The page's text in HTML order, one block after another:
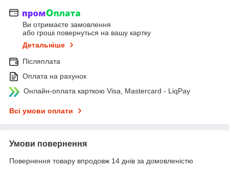
Ви отримаєте замовлення
або гроші повернуться на вашу картку
Детальніше
Післяплата
Оплата на рахунок
Онлайн-оплата карткою Visa, Mastercard - LiqPay
Всі умови оплати
Умови повернення
Повернення товару впродовж 14 днів за домовленістю